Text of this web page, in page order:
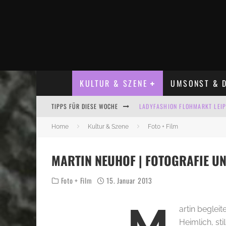
KULTUR & SZENE UMSONST &
TIPPS FÜR DIESE WOCHE LADYFASHION FLOHMARKT
HOSENSCHEISSER
ALLE FLOHMARKT LEIPZIG
ALLE FLOHMARKT &
Home Kultur & Szene Foto + Film
MARTIN NEUHOF | FOTOGRAFIE
Foto + Film 15. Januar 2013
artin
Heimlich,